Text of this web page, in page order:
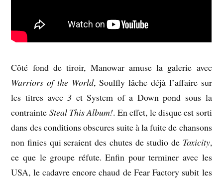
Côté fond de tiroir, Manowar amuse la galerie avec
Warriors of the World, Soulfly lâche déjà l’affaire sur
les titres avec3 et System of a Down pond sous la
contrainte Steal This Album!. En effet, le disque est sorti
dans des conditions obscures suite à la fuite de chansons
non finies qui seraient des chutes de studio de Toxicity,
ce que le groupe réfute. Enfin pour terminer avec les
USA, le cadavre encore chaud de Fear Factory subit les